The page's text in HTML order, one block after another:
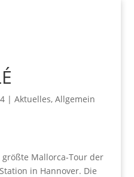
| Aktuelles, Allgemein
Mallorca-Tour der
in Hannover. Die